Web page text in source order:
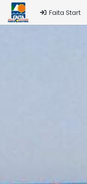
Faita Start